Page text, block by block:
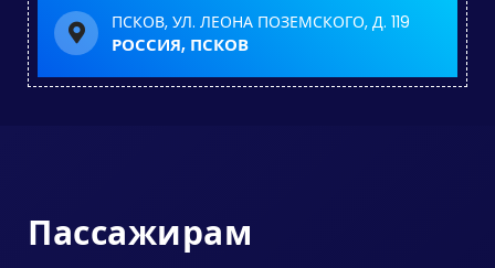
ПСКОВ, УЛ. ЛЕОНА ПОЗЕМСКОГО, Д. 119
РОССИЯ, ПСКОВ
Пассажирам